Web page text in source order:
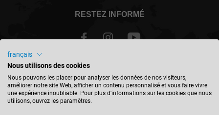
RESTEZ INFORMÉ
Schweiz - français
TROUVER UN EMPLACEMENT
français
Nous utilisons des cookies
Nous pouvons les placer pour analyser les données de nos visiteurs,
améliorer notre site Web, afficher un contenu personnalisé et vous faire vivre
une expérience inoubliable. Pour plus d'informations sur les cookies que nous
utilisons, ouvrez les paramètres.